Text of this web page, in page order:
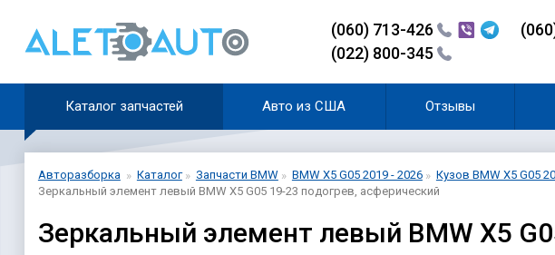
(060) 713-426
(022) 800-345
Каталог запчастей Авто из США Отзывы
Авторазборка Каталог Запчасти BMW BMW X5 G05 2019 - 2026 Кузов BMW X5 G05
Зеркальный элемент левый BMW X5 G05 19-23 подогрев, асферический
Зеркальный элемент левый BMW X5